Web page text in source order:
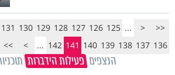
<<
<
...
125
126
127
128
129
130
131
136
137
138
139
140
141
142
...
>
>>
הנצפים פעילות הידברות